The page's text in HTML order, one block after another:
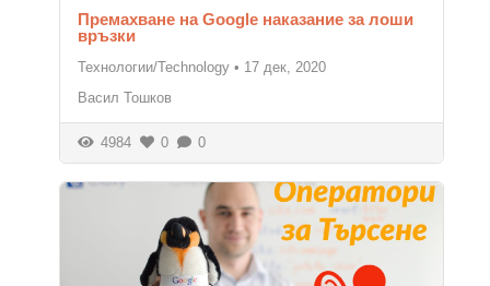
Премахване на Google наказание за лоши
връзки
Технологии/Technology • 17 дек, 2020
Васил Тошков
4984 0 0